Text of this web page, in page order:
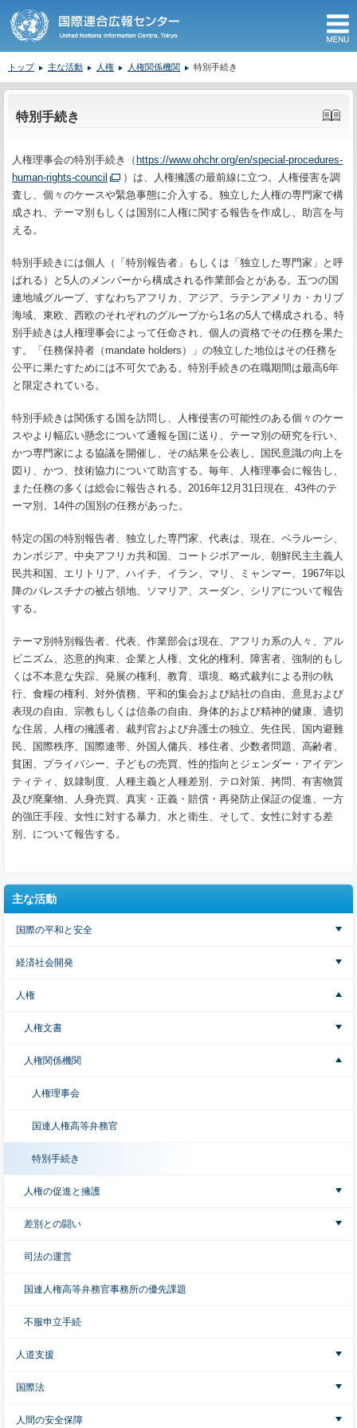
トップ 主な活動 人権 人権関係機関 特別手続き
特別手続き
人権理事会の特別手続き（ https://www.ohchr.org/en/special-procedures-
human-rights-council
）は、人権擁護の最前線に立つ。人権侵害を調
査し、個々のケースや緊急事態に介入する。独立した人権の専門家で構
成され、テーマ別もしくは国別に人権に関する報告を作成し、助言を与
える。
特別手続きには個人（「特別報告者」もしくは「独立した専門家」と呼
ばれる）と5人のメンバーから構成される作業部会とがある。五つの国
連地域グループ、すなわちアフリカ、アジア、ラテンアメリカ・カリブ
海域、東欧、西欧のそれぞれのグループから1名の5人で構成される。特
別手続きは人権理事会によって任命され、個人の資格でその任務を果た
す。「任務保持者（mandate holders）」の独立した地位はその任務を
公平に果たすためには不可欠である。特別手続きの在職期間は最高6年
と限定されている。
特別手続きは関係する国を訪問し、人権侵害の可能性のある個々のケー
スやより幅広い懸念について通報を国に送り、テーマ別の研究を行い、
かつ専門家による協議を開催し、その結果を公表し、国民意識の向上を
図り、かつ、技術協力について助言する。毎年、人権理事会に報告し、
また任務の多くは総会に報告される。2016年12月31日現在、43件のテ
ーマ別、14件の国別の任務があった。
特定の国の特別報告者、独立した専門家、代表は、現在、ベラルーシ、
カンボジア、中央アフリカ共和国、コートジボアール、朝鮮民主主義人
民共和国、エリトリア、ハイチ、イラン、マリ、ミャンマー、1967年以
降のパレスチナの被占領地、ソマリア、スーダン、シリアについて報告
する。
テーマ別特別報告者、代表、作業部会は現在、アフリカ系の人々、アル
ビニズム、恣意的拘束、企業と人権、文化的権利、障害者、強制的もし
くは不本意な失踪、発展の権利、教育、環境、略式裁判による刑の執
行、食糧の権利、対外債務、平和的集会および結社の自由、意見および
表現の自由、宗教もしくは信条の自由、身体的および精神的健康、適切
な住居、人権の擁護者、裁判官および弁護士の独立、先住民、国内避難
民、国際秩序、国際連帯、外国人傭兵、移住者、少数者問題、高齢者、
貧困、プライバシー、子どもの売買、性的指向とジェンダー・アイデン
ティティ、奴隷制度、人種主義と人種差別、テロ対策、拷問、有害物質
及び廃棄物、人身売買、真実・正義・賠償・再発防止保証の促進、一方
的強圧手段、女性に対する暴力、水と衛生、そして、女性に対する差
別、について報告する。
主な活動
国際の平和と安全
経済社会開発
人権
人権文書
人権関係機関
人権理事会
国連人権高等弁務官
特別手続き
人権の促進と擁護
差別との闘い
司法の運営
国連人権高等弁務官事務所の優先課題
不服申立手続
人道支援
国際法
人間の安全保障